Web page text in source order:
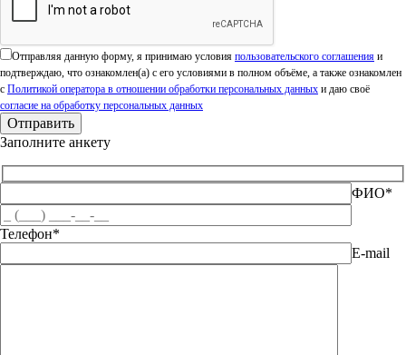
Отправляя данную форму, я принимаю условия пользовательского соглашения и
подтверждаю, что ознакомлен(а) с его условиями в полном объёме, а также ознакомлен
с Политикой оператора в отношении обработки персональных данных и даю своё
согласие на обработку персональных данных
Заполните анкету
ФИО*
Телефон*
E-mail